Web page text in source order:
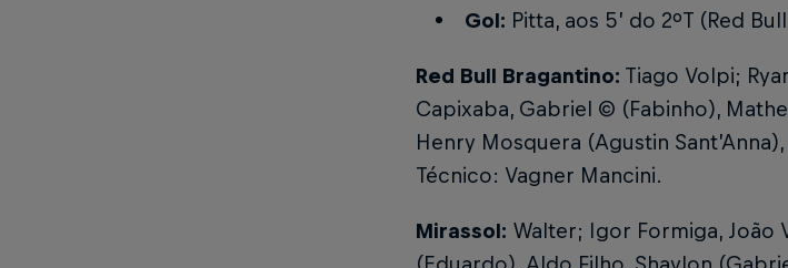
Gol: Pitta, aos 5’ do 2ºT (Red
Red Bull Bragantino: Tiago Volpi;
Capixaba, Gabriel © (Fabinho),
Henry Mosquera (Agustin
Técnico: Vagner Mancini.
Mirassol: Walter; Igor Formiga, João